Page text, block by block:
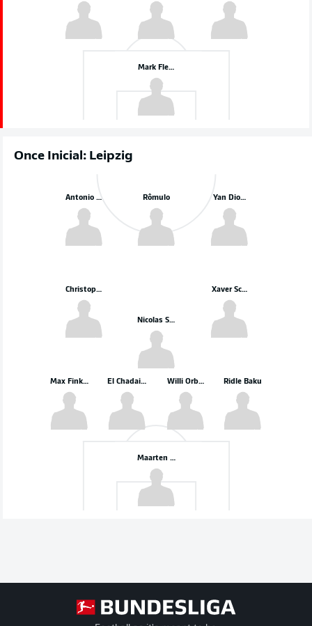
Mark Flekken
Once Inicial: Leipzig
Maarten Vandevoordt
Willi Orbán
El Chadaille Bitshiabu
Max Finkgräfe
Nicolas Seiwald
Christoph Baumgartner
Ridle Baku
Xaver Schlager
Antonio Nusa Rômulo Yan Diomande